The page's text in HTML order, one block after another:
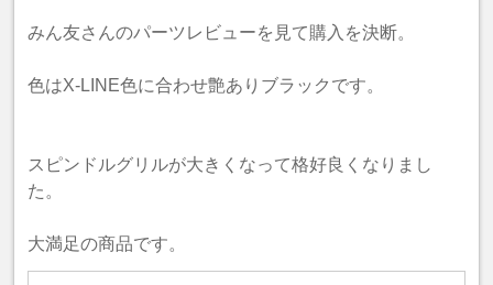
みん友さんのパーツレビューを見て購入を決断。
色はX-LINE色に合わせ艶ありブラックです。
スピンドルグリルが大きくなって格好良くなりまし
た。
大満足の商品です。